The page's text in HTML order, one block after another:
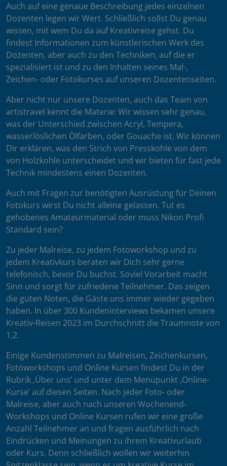
Auch auf eine genaue Beschreibung jedes einzelnen
Dozenten legen wir Wert. Schließlich sollst Du genau
wissen, mit wem Du da auf Kreativreise gehst. Du
findest Informationen zum künstlerischen Werk des
Dozenten, aber auch zu den Techniken, auf die er
spezialisiert ist und zu den Inhalten seines Mal-,
Zeichen- oder Fotokurses auf unseren Dozentenseiten.
Aber nicht nur unsere Dozenten, auch das Team von
artistravel kennt die Materie: Wir wissen sehr genau,
was der Unterschied zwischen Acryl, Tempera,
wasserlöslichen Ölfarben, oder Gouache ist. Wir können
Dir erklären, was den Strich von Presskohle von dem
von Holzkohle unterscheidet und wir bieten für fast jede
Technik mindestens einen Dozenten.
Auch mit Fragen zur benötigten Ausrüstung für Deinen
Fotokurs wirst Du nicht alleine gelassen. Tut es
gehobenes Amateurmaterial oder muss Nikon Profi
Standard sein?
Zu jeder Malreise, zu jedem Fotoworkshop und zu
jedem Kreativkurs beraten wir Dich sehr gerne
telefonisch, bevor Du buchst. Soviel Vorarbeit macht
Sinn und sorgt für zufriedene Teilnehmer. Das zeigen
die guten Noten, die Gäste uns immer wieder gegeben
haben. In über 300 Kundeninterviews bekamen unsere
Kreativ-Reisen 2023 im Durchschnitt die Traumnote von
1,2.
Einige Kundenstimmen zu Malreisen, Zeichenkursen,
Fotoworkshops und Online Kursen findest Du in der
Rubrik ‚Über uns’ und unter dem Menüpunkt ‚Online-
Kurse’ auf diesen Seiten. Nach jeder Foto- oder
Malreise, aber auch nach unseren Wochenend-
Workshops und Online Kursen rufen wir eine große
Anzahl Teilnehmer an und fragen ausführlich nach
Eindrücken und Meinungen zu ihrem Kreativurlaub
oder Kurs. Denn schließlich wollen wir weiterhin